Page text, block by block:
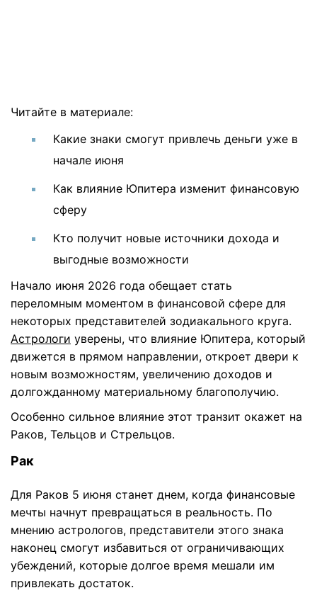
Читайте в материале:
Какие знаки смогут привлечь деньги уже в
начале июня
Как влияние Юпитера изменит финансовую
сферу
Кто получит новые источники дохода и
выгодные возможности
Начало июня 2026 года обещает стать
переломным моментом в финансовой сфере для
некоторых представителей зодиакального круга.
Астрологи уверены, что влияние Юпитера, который
движется в прямом направлении, откроет двери к
новым возможностям, увеличению доходов и
долгожданному материальному благополучию.
Особенно сильное влияние этот транзит окажет на
Раков, Тельцов и Стрельцов.
Рак
Для Раков 5 июня станет днем, когда финансовые
мечты начнут превращаться в реальность. По
мнению астрологов, представители этого знака
наконец смогут избавиться от ограничивающих
убеждений, которые долгое время мешали им
привлекать достаток.